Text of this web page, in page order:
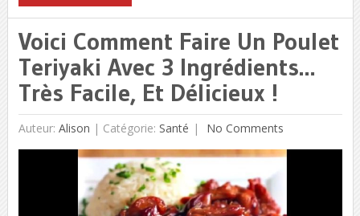
Voici Comment Faire Un Poulet
Teriyaki Avec 3 Ingrédients…
Très Facile, Et Délicieux !
Auteur: Alison | Catégorie: Santé No Comments